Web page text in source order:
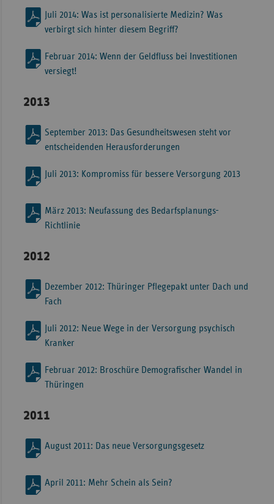
Juli 2014: Was ist personalisierte Medizin? Was
verbirgt sich hinter diesem Begriff?
Februar 2014: Wenn der Geldfluss bei Investitionen
versiegt!
2013
September 2013: Das Gesundheitswesen steht vor
entscheidenden Herausforderungen
Juli 2013: Kompromiss für bessere Versorgung 2013
März 2013: Neufassung des Bedarfsplanungs-
Richtlinie
2012
Dezember 2012: Thüringer Pflegepakt unter Dach und
Fach
Juli 2012: Neue Wege in der Versorgung psychisch
Kranker
Februar 2012: Broschüre Demografischer Wandel in
Thüringen
2011
August 2011: Das neue Versorgungsgesetz
April 2011: Mehr Schein als Sein?